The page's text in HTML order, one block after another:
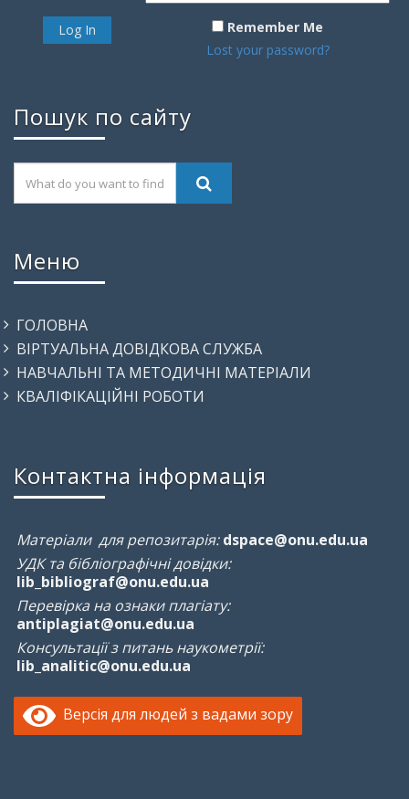
Remember Me
Lost your password?
Пошук по сайту
Меню
ГОЛОВНА
ВІРТУАЛЬНА ДОВІДКОВА СЛУЖБА
НАВЧАЛЬНІ ТА МЕТОДИЧНІ МАТЕРІАЛИ
КВАЛІФІКАЦІЙНІ РОБОТИ
Контактна інформація
Матеріали для репозитарія: dspace@onu.edu.ua
УДК та бібліографічні довідки:
lib_bibliograf@onu.edu.ua
Перевірка на ознаки плагіату:
antiplagiat@onu.edu.ua
Консультації з питань наукометрії:
lib_analitic@onu.edu.ua
Версія для людей з вадами зору